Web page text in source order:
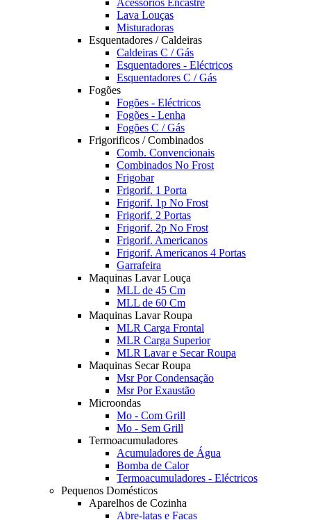
Acessorios Encastre
Lava Louças
Misturadoras
Esquentadores / Caldeiras
Caldeiras C / Gás
Esquentadores - Eléctricos
Esquentadores C / Gás
Fogões
Fogões - Eléctricos
Fogões - Lenha
Fogões C / Gás
Frigorificos / Combinados
Comb. Convencionais
Combinados No Frost
Frigobar
Frigorif. 1 Porta
Frigorif. 1p No Frost
Frigorif. 2 Portas
Frigorif. 2p No Frost
Frigorif. Americanos
Frigorif. Americanos 4 Portas
Garrafeira
Maquinas Lavar Louça
MLL de 45 Cm
MLL de 60 Cm
Maquinas Lavar Roupa
MLR Carga Frontal
MLR Carga Superior
MLR Lavar e Secar Roupa
Maquinas Secar Roupa
Msr Por Condensação
Msr Por Exaustão
Microondas
Mo - Com Grill
Mo - Sem Grill
Termoacumuladores
Acumuladores de Água
Bomba de Calor
Termoacumuladores - Eléctricos
Pequenos Domésticos
Aparelhos de Cozinha
Abre-latas e Facas